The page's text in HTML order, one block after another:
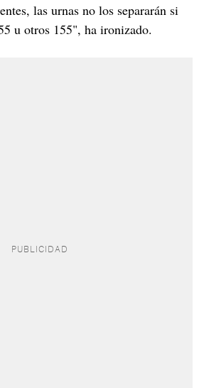
las urnas no los separarán si
u otros 155", ha ironizado.